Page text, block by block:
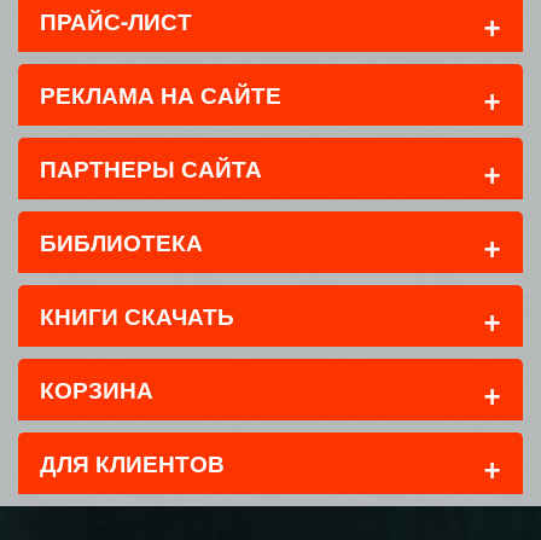
ПРАЙС-ЛИСТ +
РЕКЛАМА НА САЙТЕ +
ПАРТНЕРЫ САЙТА +
БИБЛИОТЕКА +
КНИГИ СКАЧАТЬ +
КОРЗИНА +
ДЛЯ КЛИЕНТОВ +